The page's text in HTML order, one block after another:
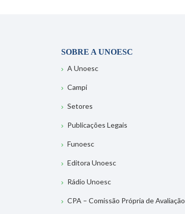
SOBRE A UNOESC
A Unoesc
Campi
Setores
Publicações Legais
Funoesc
Editora Unoesc
Rádio Unoesc
CPA – Comissão Própria de Avaliação